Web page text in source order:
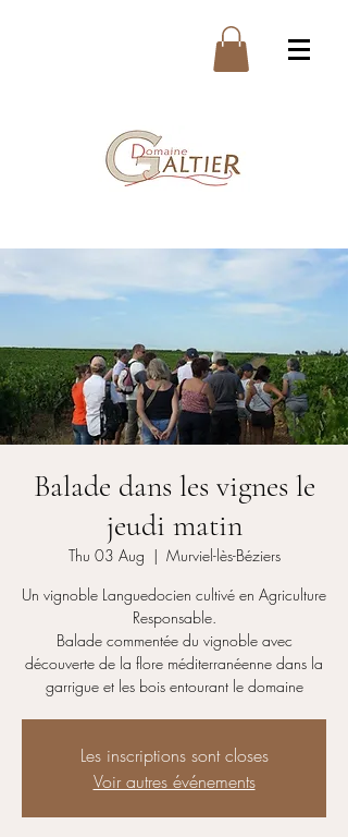
Balade dans les vignes le
jeudi matin
Thu 03 Aug
  |
Murviel-lès-Béziers
Un vignoble Languedocien cultivé en Agriculture
Responsable.
Balade commentée du vignoble avec
découverte de la flore méditerranéenne dans la
garrigue et les bois entourant le domaine
Les inscriptions sont closes
Voir autres événements